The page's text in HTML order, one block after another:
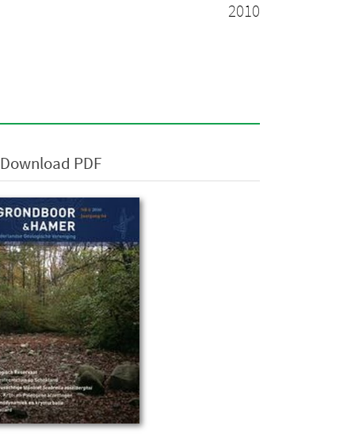
2010
Download PDF